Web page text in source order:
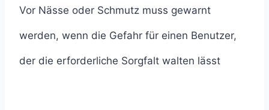
Vor Nässe oder Schmutz muss gewarnt
werden, wenn die Gefahr für einen Benutzer,
der die erforderliche Sorgfalt walten lässt